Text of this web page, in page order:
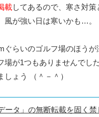
載してあるので、寒さ対
風が強い日は寒いかも…。
らいのゴルフ場のほう
が1つもありませんでした
ょう （＾－＾）
ータ」の無断転載を固く禁